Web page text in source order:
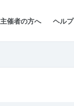
主催者の方へ ヘルプ